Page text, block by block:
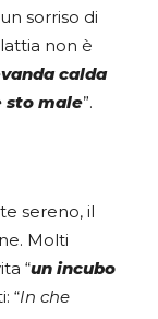
sorriso di
non è
calda
sto male”.
sereno, il
Molti
“un incubo
“In che